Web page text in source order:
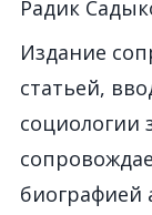
Радик
Издание
статьей,
социологии
биографией